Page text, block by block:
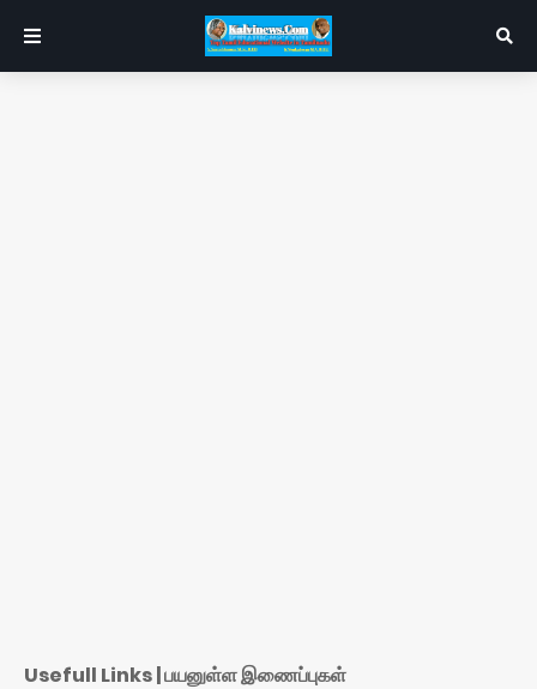
Usefull Links | பயனுள்ள இணைப்புகள்